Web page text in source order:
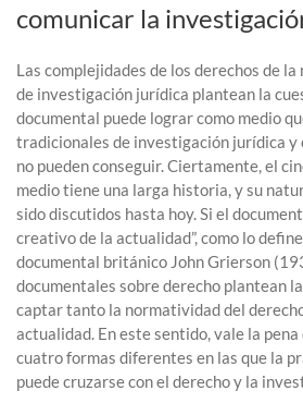
comunicar la
Las complejidades de los derechos de
de investigación jurídica plantean la
documental puede lograr como medio
tradicionales de investigación jurídica y
no pueden conseguir. Ciertamente, el
medio tiene una larga historia, y su
sido discutidos hasta hoy. Si el
creativo de la actualidad”, como lo
documental británico John Grierson
documentales sobre derecho plantean
captar tanto la normatividad del
actualidad. En este sentido, vale la
cuatro formas diferentes en las que la
puede cruzarse con el derecho y la